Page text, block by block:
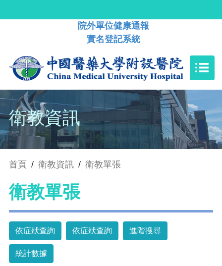
院外單位健康通報
實名登記系統
衛教資訊
首頁 / 衛教資訊 / 衛教單張
衛教單張
依症狀查詢 依症狀查詢 進階搜尋
統計數據